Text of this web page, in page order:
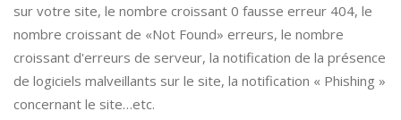
sur votre site, le nombre croissant 0 fausse erreur 404, le
nombre croissant de «Not Found» erreurs, le nombre
croissant d'erreurs de serveur, la notification de la présence
de logiciels malveillants sur le site, la notification « Phishing »
concernant le site…etc.